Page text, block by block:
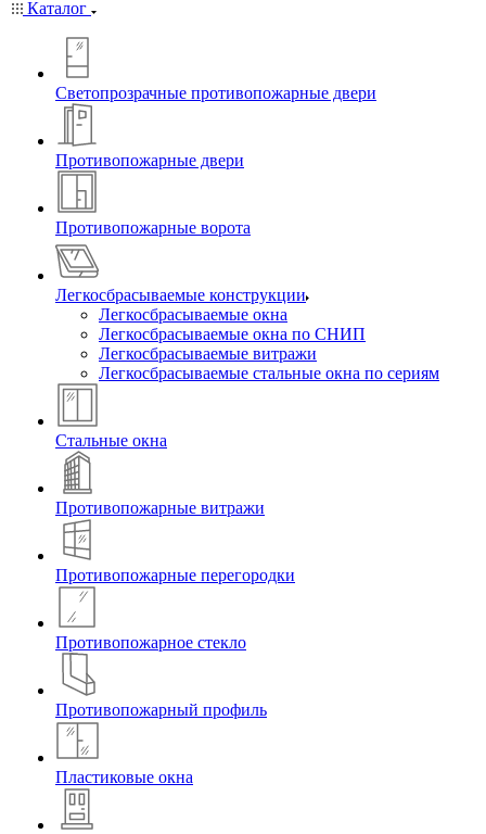
Каталог
Светопрозрачные противопожарные двери
Противопожарные двери
Противопожарные ворота
Легкосбрасываемые конструкции
Легкосбрасываемые окна
Легкосбрасываемые окна по СНИП
Легкосбрасываемые витражи
Легкосбрасываемые стальные окна по сериям
Стальные окна
Противопожарные витражи
Противопожарные перегородки
Противопожарное стекло
Противопожарный профиль
Пластиковые окна